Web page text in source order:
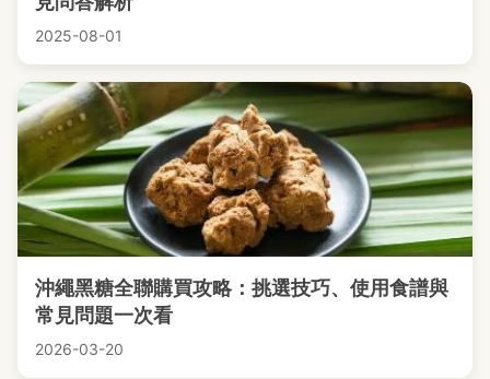
2025-08-01
沖繩黑糖全聯購買攻略：挑選技巧、使用食譜與
常見問題一次看
2026-03-20